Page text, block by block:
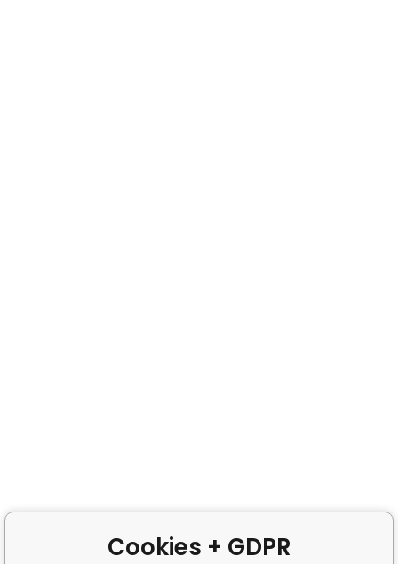
Cookies + GDPR